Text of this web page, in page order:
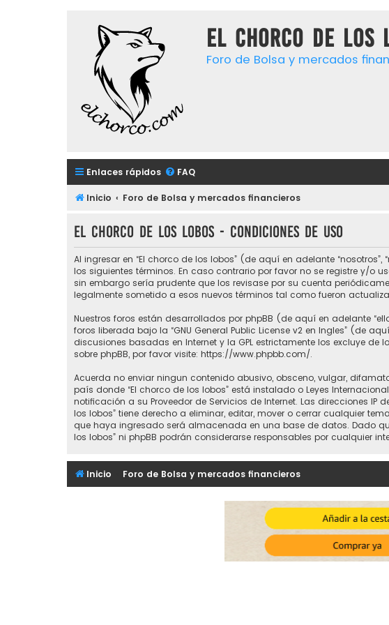
El chorco de los
Foro de Bolsa y mercados
Enlaces rápidos FAQ
Inicio Foro de Bolsa y mercados financieros
El chorco de los lobos - Condiciones de uso
Al ingresar en “El chorco de los lobos” (de aquí en adelante
los siguientes términos. En caso contrario por favor no se registre y/o
sin embargo sería prudente que los revisase por su cuenta
legalmente sometido a esos nuevos términos tal como fueron
Nuestros foros están desarrollados por phpBB (de aquí en adelante
foros liberada bajo la “GNU General Public License v2 en Ingles” (de
discusiones basadas en Internet y la GPL estrictamente los excluye
sobre phpBB, por favor visite: https://www.phpbb.com/.
Acuerda no enviar ningun contenido abusivo, obsceno, vulgar,
país donde “El chorco de los lobos” está instalado o Leyes
notificación a su Proveedor de Servicios de Internet. Las direcciones
los lobos” tiene derecho a eliminar, editar, mover o cerrar cualquier
que haya ingresado será almacenada en una base de datos. Dado
los lobos” ni phpBB podrán considerarse responsables por cualquier
Inicio Foro de Bolsa y mercados financieros